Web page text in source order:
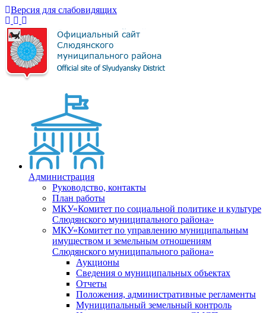
Версия для слабовидящих
Администрация
Руководство, контакты
План работы
МКУ«Комитет по социальной политике и культуре
Слюдянского муниципального района»
МКУ«Комитет по управлению муниципальным
имуществом и земельным отношениям
Слюдянского муниципального района»
Аукционы
Сведения о муниципальных объектах
Отчеты
Положения, административные регламенты
Муниципальный земельный контроль